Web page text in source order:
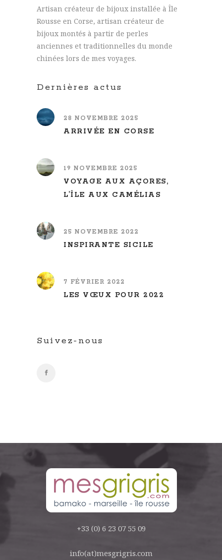
Artisan créateur de bijoux installée à Île
Rousse en Corse, artisan créateur de
bijoux montés à partir de perles
anciennes et traditionnelles du monde
chinées lors de mes voyages.
Dernières actus
28 NOVEMBRE 2025
ARRIVÉE EN CORSE
19 NOVEMBRE 2025
VOYAGE AUX AÇORES,
L’ÎLE AUX CAMÉLIAS
25 NOVEMBRE 2022
INSPIRANTE SICILE
7 FÉVRIER 2022
LES VŒUX POUR 2022
Suivez-nous
+33 (0) 6 23 07 55 09
info(at)mesgrigris.com